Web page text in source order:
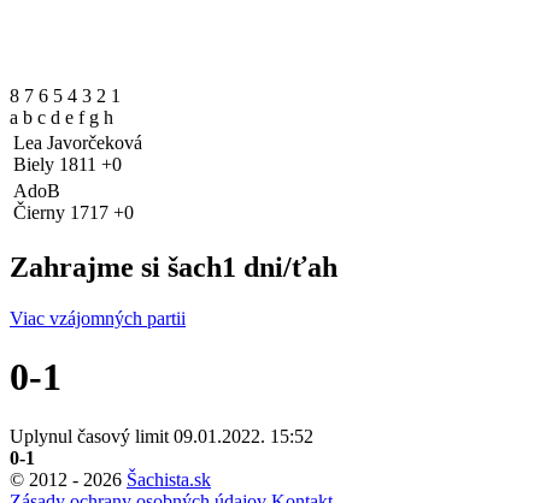
8 7 6 5 4 3 2 1
a b c d e f g h
Lea Javorčeková
Biely 1811 +0
AdoB
Čierny 1717 +0
Zahrajme si šach1 dni/ťah
Viac vzájomných partii
0-1
Uplynul časový limit 09.01.2022. 15:52
0-1
© 2012 - 2026 Šachista.sk